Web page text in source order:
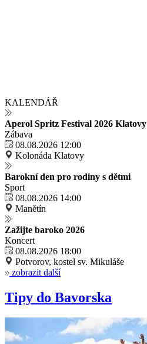
KALENDÁŘ
Aperol Spritz Festival 2026 Klatovy
Zábava
08.08.2026 12:00
Kolonáda Klatovy
Barokní den pro rodiny s dětmi
Sport
08.08.2026 14:00
Manětín
Zažijte baroko 2026
Koncert
08.08.2026 18:00
Potvorov, kostel sv. Mikuláše
zobrazit další
Tipy do Bavorska